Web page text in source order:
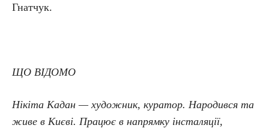
Гнатчук.
ЩО ВІДОМО
Нікіта Кадан — художник, куратор. Народився та
живе в Києві. Працює в напрямку інсталяції,